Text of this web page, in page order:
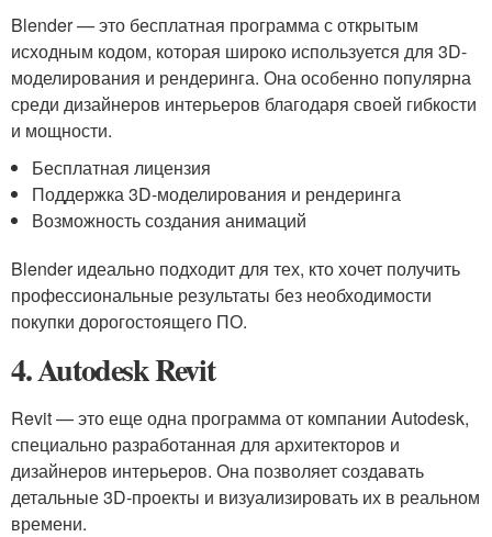
Blender — это бесплатная программа с открытым
исходным кодом, которая широко используется для 3D-
моделирования и рендеринга. Она особенно популярна
среди дизайнеров интерьеров благодаря своей гибкости
и мощности.
Бесплатная лицензия
Поддержка 3D-моделирования и рендеринга
Возможность создания анимаций
Blender идеально подходит для тех, кто хочет получить
профессиональные результаты без необходимости
покупки дорогостоящего ПО.
4. Autodesk Revit
Revit — это еще одна программа от компании Autodesk,
специально разработанная для архитекторов и
дизайнеров интерьеров. Она позволяет создавать
детальные 3D-проекты и визуализировать их в реальном
времени.